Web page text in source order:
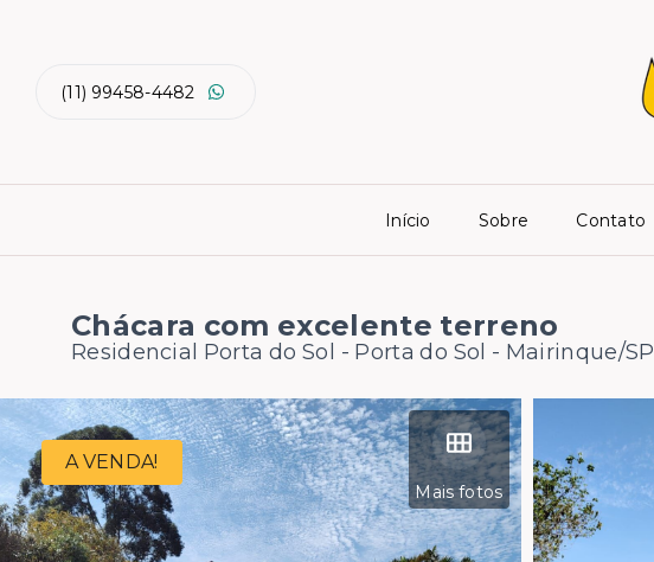
(11) 99458-4482
Início Sobre Contato
Chácara com excelente terreno
Residencial Porta do Sol - Porta do Sol - Mairinque/SP
Mais fotos
A VENDA!